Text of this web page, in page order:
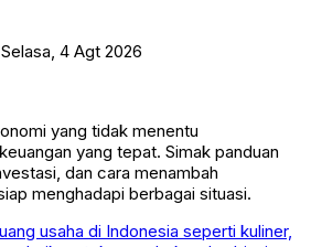
4 Agt 2026
yang tidak menentu
yang tepat. Simak panduan
dan cara menambah
menghadapi berbagai situasi.